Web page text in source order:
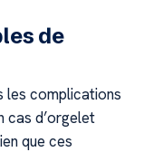
de
les complications
cas d’orgelet
que ces